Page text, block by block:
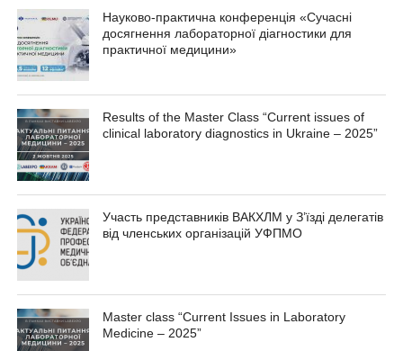
Науково-практична конференція «Сучасні
досягнення лабораторної діагностики для
практичної медицини»
Results of the Master Class “Current issues of
clinical laboratory diagnostics in Ukraine – 2025”
Участь представників ВАКХЛМ у З’їзді делегатів
від членських організацій УФПМО
Master class “Current Issues in Laboratory
Medicine – 2025”